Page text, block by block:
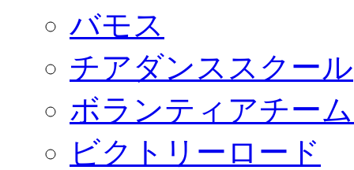
バモス
チアダンススクール
ボランティアチー
ビクトリーロード